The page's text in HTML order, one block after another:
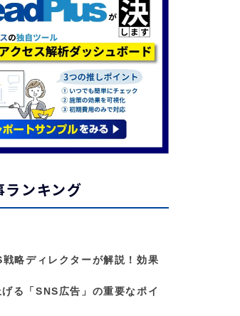
ランキング
戦略ディレクターが解説！効果
げる「SNS広告」の重要なポイ